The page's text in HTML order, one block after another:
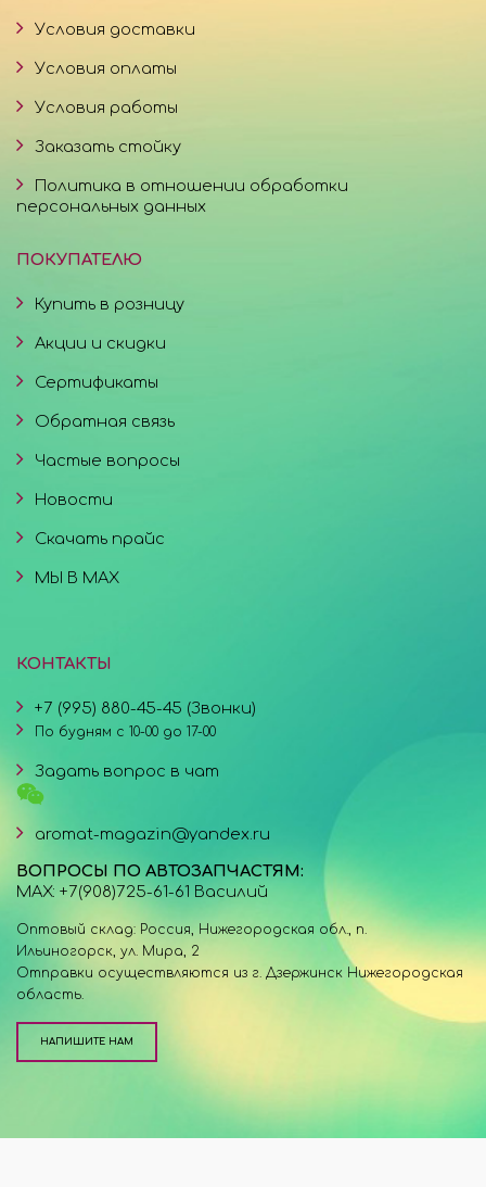
Условия доставки
Условия оплаты
Условия работы
Заказать стойку
Политика в отношении обработки
персональных данных
ПОКУПАТЕЛЮ
Купить в розницу
Акции и скидки
Сертификаты
Обратная связь
Частые вопросы
Новости
Скачать прайс
МЫ В MAX
КОНТАКТЫ
+7 (995) 880-45-45 (Звонки)
По будням с 10-00 до 17-00
Задать вопрос в чат
aromat-magazin@yandex.ru
ВОПРОСЫ ПО АВТОЗАПЧАСТЯМ:
MAX: +7(908)725-61-61 Василий
Оптовый склад: Россия, Нижегородская обл., п.
Ильиногорск, ул. Мира, 2
Отправки осуществляются из г. Дзержинск Нижегородская
область.
НАПИШИТЕ НАМ